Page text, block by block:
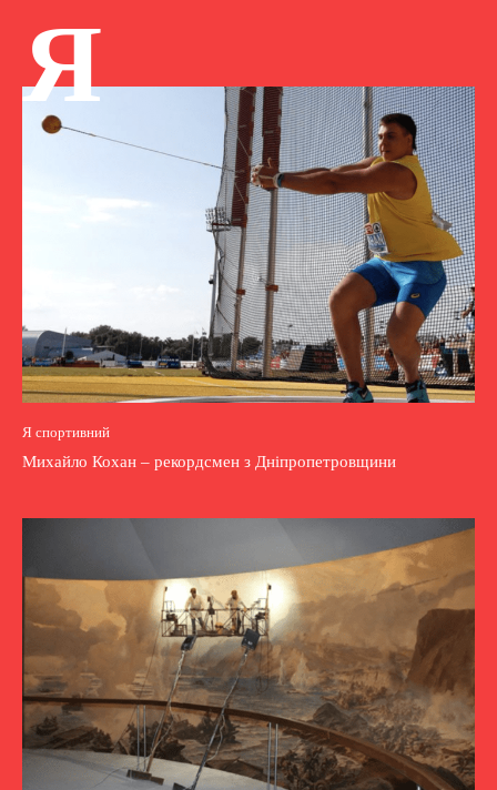
Я
Я спортивний
Михайло Кохан – рекордсмен з Дніпропетровщини